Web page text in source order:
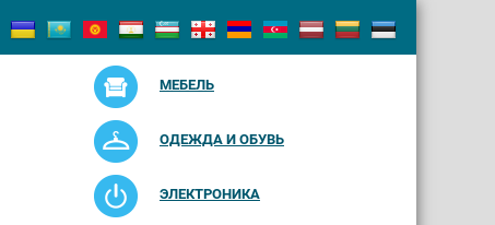
МЕБЕЛЬ
ОДЕЖДА И ОБУВЬ
ЭЛЕКТРОНИКА